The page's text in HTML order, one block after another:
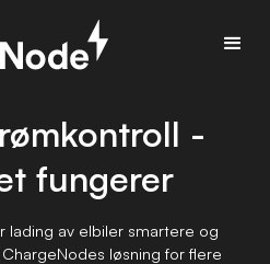
-
fungerer
lading av elbiler smartere og
løsning for flere